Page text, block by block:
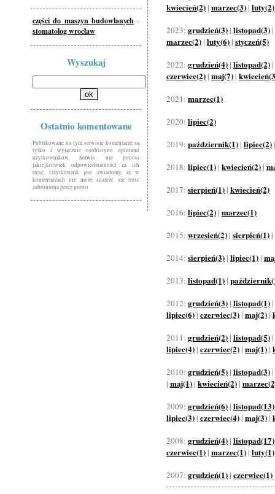
części do maszyn budowlanych -
stomatolog wrocław
Wyszukaj
Ostatnio komentowane
Publikowane na tym serwisie komentarze są
tylko i wyłącznie osobistymi opiniami
użytkowników. Serwis nie ponosi
jakiejkolwiek odpowiedzialności za ich
treść. Użytkownik jest świadomy, iż w
komentarzach nie może znaleźć się treść
zabroniona przez prawo.
kwiecień(2) | marzec(3) | luty(2)
2023: grudzień(3) | listopad(3) |
marzec(2) | luty(6) | styczeń(5)
2022: grudzień(4) | listopad(2) |
czerwiec(2) | maj(7) |
2021: marzec(1)
2020: lipiec(2)
2019: październik(1) | lipiec(2)
2018: lipiec(1) | kwiecień(2) |
2017: sierpień(1) | kwiecień(2)
2016: lipiec(2) | marzec(1)
2015: wrzesień(2) | sierpień(1) |
2014: sierpień(3) | lipiec(1) |
2013: listopad(1) |
2012: grudzień(3) | listopad(1) |
lipiec(6) | czerwiec(3) | maj(2) |
2011: grudzień(2) | listopad(5) |
lipiec(4) | czerwiec(2) | maj(1) |
2010: grudzień(5) | listopad(3) |
| maj(1) | kwiecień(2) |
2009: grudzień(6) | listopad(13)
lipiec(3) | czerwiec(4) | maj(3) |
2008: grudzień(4) | listopad(17)
czerwiec(1) | marzec(1) | luty(1)
2007: grudzień(1) | czerwiec(1)